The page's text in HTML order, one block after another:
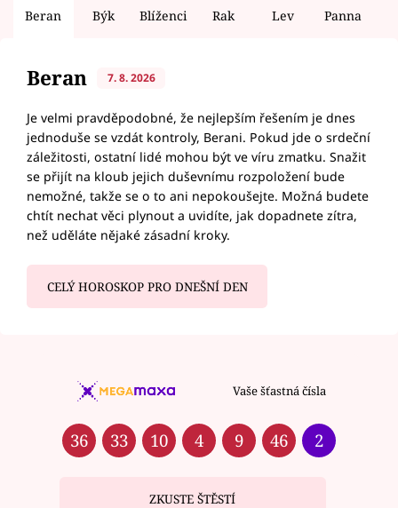
Beran Býk Blíženci Rak Lev Panna
Beran 7. 8. 2026
Je velmi pravděpodobné, že nejlepším řešením je dnes
jednoduše se vzdát kontroly, Berani. Pokud jde o srdeční
záležitosti, ostatní lidé mohou být ve víru zmatku. Snažit
se přijít na kloub jejich duševnímu rozpoložení bude
nemožné, takže se o to ani nepokoušejte. Možná budete
chtít nechat věci plynout a uvidíte, jak dopadnete zítra,
než uděláte nějaké zásadní kroky.
CELÝ HOROSKOP PRO DNEŠNÍ DEN
Vaše šťastná čísla
36 33 10 4 9 46 2
ZKUSTE ŠTĚSTÍ